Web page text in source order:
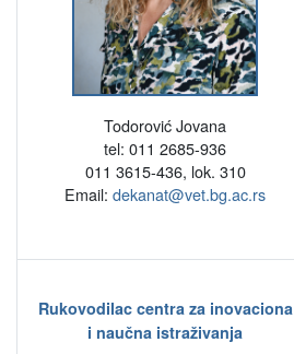
Todorović Jovana
tel: 011 2685-936
011 3615-436, lok. 310
Email: dekanat@vet.bg.ac.rs
Rukovodilac centra za inovaciona
i naučna istraživanja